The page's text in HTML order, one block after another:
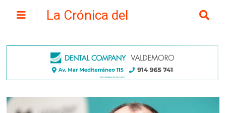
La Crónica del